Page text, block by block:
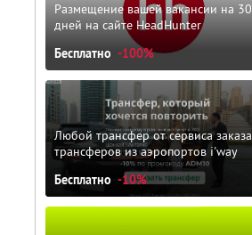
Размещение вашей вакансии на 30
дней на сайте HeadHunter
Бесплатно -100%
Любой трансфер от сервиса заказа
трансферов из аэропортов i'way
Бесплатно -10%